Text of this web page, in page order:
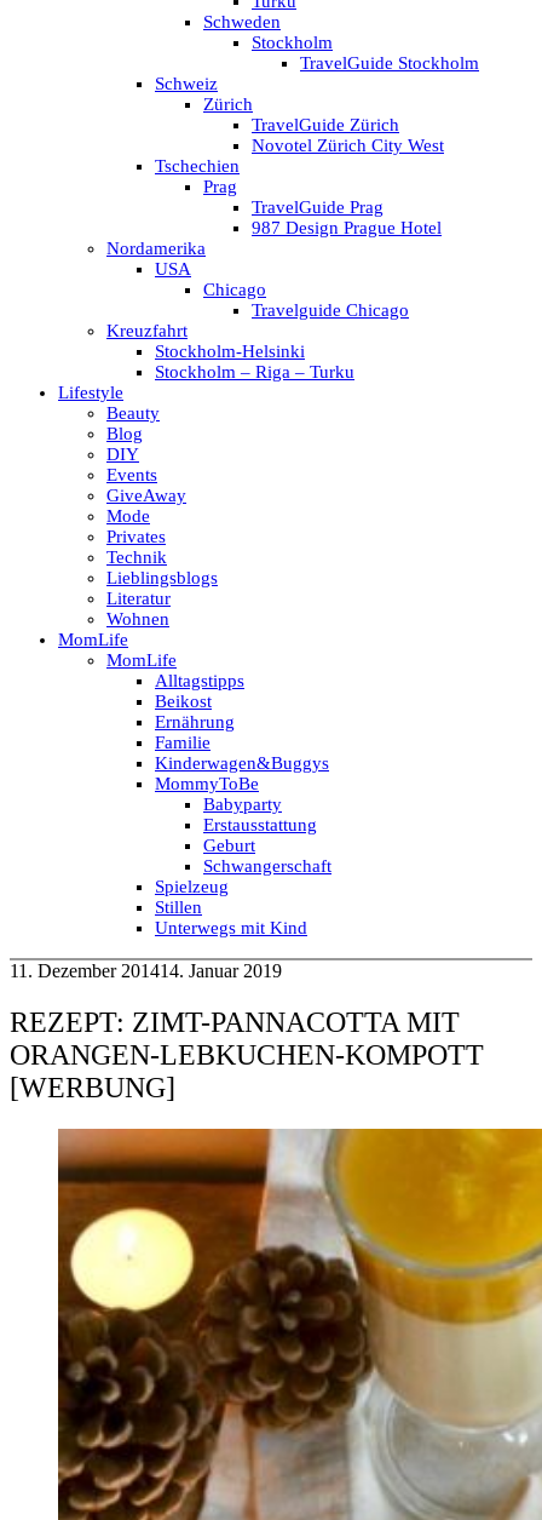
Schweden
Stockholm
TravelGuide Stockholm
Schweiz
Zürich
TravelGuide Zürich
Novotel Zürich City West
Tschechien
Prag
TravelGuide Prag
987 Design Prague Hotel
Nordamerika
USA
Chicago
Travelguide Chicago
Kreuzfahrt
Stockholm-Helsinki
Stockholm – Riga – Turku
Lifestyle
Beauty
Blog
DIY
Events
GiveAway
Mode
Privates
Technik
Lieblingsblogs
Literatur
Wohnen
MomLife
MomLife
Alltagstipps
Beikost
Ernährung
Familie
Kinderwagen&Buggys
MommyToBe
Babyparty
Erstausstattung
Geburt
Schwangerschaft
Spielzeug
Stillen
Unterwegs mit Kind
11. Dezember 201414. Januar 2019
REZEPT: ZIMT-PANNACOTTA MIT
ORANGEN-LEBKUCHEN-KOMPOTT
[WERBUNG]